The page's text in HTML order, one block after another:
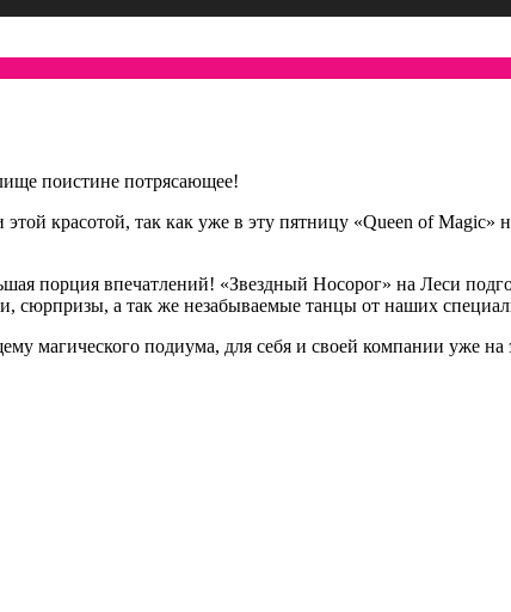
поистине потрясающее!
красотой, так как уже в эту пятницу «Queen of
порция впечатлений! «Звездный Носорог» на Леси
а так же незабываемые танцы от наших
магического подиума, для себя и своей компании уже